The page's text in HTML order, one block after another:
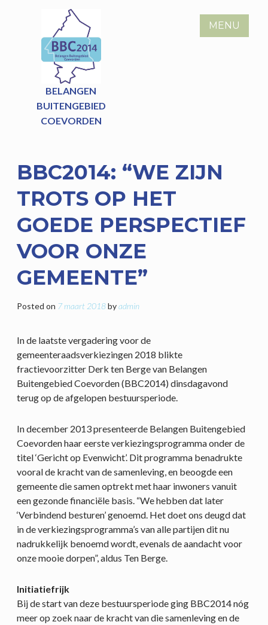
BELANGEN
BUITENGEBIED
COEVORDEN
MENU
BBC2014: “WE ZIJN
TROTS OP HET
GOEDE PERSPECTIEF
VOOR ONZE
GEMEENTE”
Posted on 7 maart 2018byadmin
In de laatste vergadering voor de
gemeenteraadsverkiezingen 2018 blikte
fractievoorzitter Derk ten Berge van Belangen
Buitengebied Coevorden (BBC2014) dinsdagavond
terug op de afgelopen bestuursperiode.
In december 2013 presenteerde Belangen Buitengebied
Coevorden haar eerste verkiezingsprogramma onder de
titel ‘Gericht op Evenwicht’. Dit programma benadrukte
vooral de kracht van de samenleving, en beoogde een
gemeente die samen optrekt met haar inwoners vanuit
een gezonde financiële basis. “We hebben dat later
‘Verbindend besturen’ genoemd. Het doet ons deugd dat
in de verkiezingsprogramma’s van alle partijen dit nu
nadrukkelijk benoemd wordt, evenals de aandacht voor
onze mooie dorpen”, aldus Ten Berge.
Initiatiefrijk
Bij de start van deze bestuursperiode ging BBC2014 nóg
meer op zoek naar de kracht van die samenleving en de